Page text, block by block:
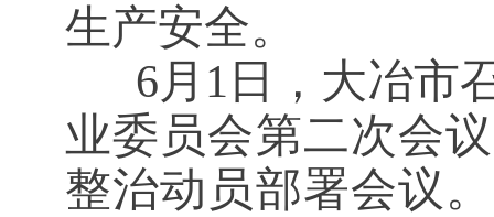
生产安全。
6月1日，大冶市
业委员会第二次会
整治动员部署会议